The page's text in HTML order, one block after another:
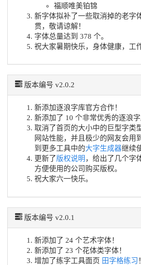
福顺唯美铂锦
新字体拟补了一些取消掉的老字
贯，敬请谅解！
字体总量达到 378 个。
祝大家暑期快乐，身体健康，工
版本编号 v2.0.2
新添加逐浪字库官方合作！
新添加了 10 个非常优秀的逐浪字
取消了首页的大小中的巨型字类
网站性能，并且极少的网友会用
到更多工具中的大字生成器继续
更新了版权说明 ，给出了几个字
方便使用的公司购买版权。
祝大家六一快乐。
版本编号 v2.0.1
新添加了 24 个艺术字体！
新添加了 23 个花体类字体！
增加了练字工具面页 田字格练习 ！